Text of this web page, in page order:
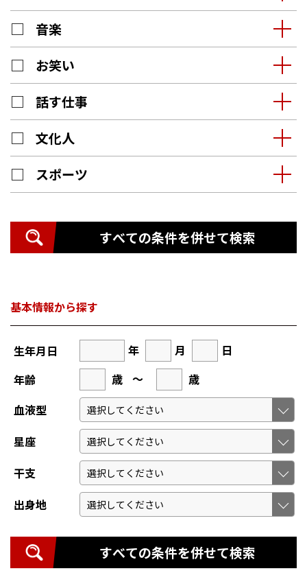
音楽
お笑い
話す仕事
文化人
スポーツ
すべての条件を併せて検索
基本情報から探す
生年月日 年 月
日
年齢
歳 ～
歳
血液型
星座
干支
出身地
すべての条件を併せて検索